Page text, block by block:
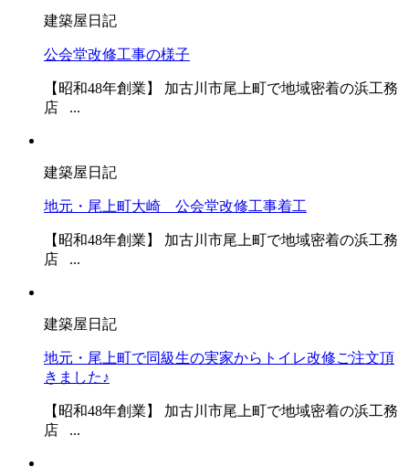
建築屋日記
公会堂改修工事の様子
【昭和48年創業】 加古川市尾上町で地域密着の浜工務
店 ...
建築屋日記
地元・尾上町大崎 公会堂改修工事着工
【昭和48年創業】 加古川市尾上町で地域密着の浜工務
店 ...
建築屋日記
地元・尾上町で同級生の実家からトイレ改修ご注文頂
きました♪
【昭和48年創業】 加古川市尾上町で地域密着の浜工務
店 ...